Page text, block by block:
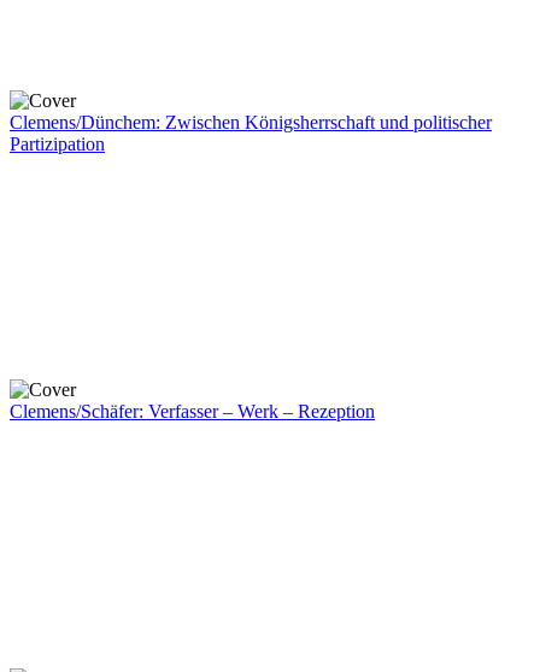
Clemens/Dünchem: Zwischen Königsherrschaft und politischer
Partizipation
Clemens/Schäfer: Verfasser – Werk – Rezeption